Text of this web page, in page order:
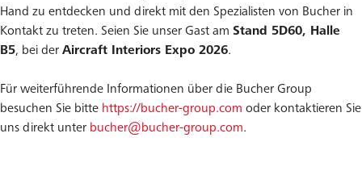
Hand zu entdecken und direkt mit den Spezialisten von Bucher in
Kontakt zu treten. Seien Sie unser Gast am Stand 5D60, Halle
B5, bei der Aircraft Interiors Expo 2026.
Für weiterführende Informationen über die Bucher Group
besuchen Sie bitte https://bucher-group.com oder kontaktieren Sie
uns direkt unter bucher@bucher-group.com.